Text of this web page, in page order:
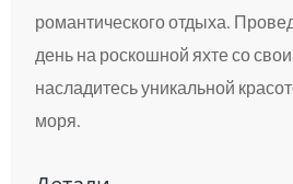
романтического отдыха.
день на роскошной яхте со
насладитесь уникальной
моря.